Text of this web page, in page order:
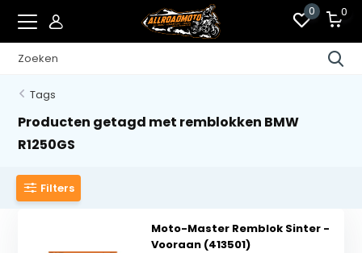
0 0
Tags
Producten getagd met remblokken BMW
R1250GS
Filters
Moto-Master Remblok Sinter -
Vooraan (413501)